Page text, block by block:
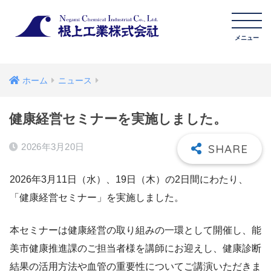
ホーム ニュース
健康経営セミナーを実施しました。
2026年3月20日
2026年3月11日（水）、19日（木）の2日間にわたり、
「健康経営セミナー」を実施しました。
本セミナーは健康経営の取り組みの一環として開催し、能
美市健康推進課のご担当者様を講師にお迎えし、健康診断
結果の活用方法や血管の重要性についてご講演いただきま